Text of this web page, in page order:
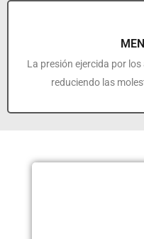
La presión ejercida por
reduciendo las